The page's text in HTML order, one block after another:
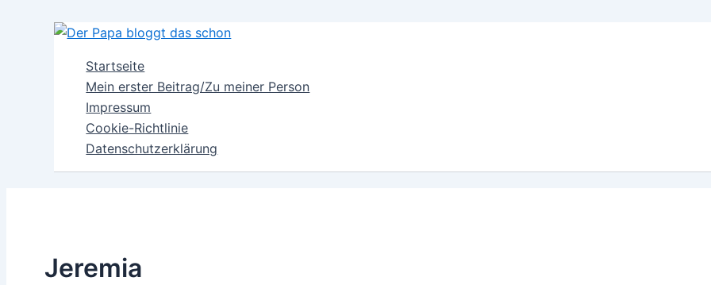
Startseite
Mein erster Beitrag/Zu meiner Person
Impressum
Cookie-Richtlinie
Datenschutzerklärung
Jeremia